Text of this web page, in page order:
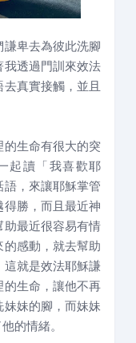
卑去為彼此洗腳
透過門訓來效法
真實接觸，並且
生命有很大的突
起讀「我喜歡耶
，來讓耶穌掌管
勝，而且最近神
最近很容易有情
感動，就去幫助
就是效法耶穌謙
生命，讓他不再
妹的腳，而妹妹
的情緒。